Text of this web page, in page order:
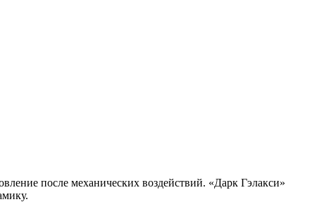
после механических воздействий. «Дарк Гэлакси»